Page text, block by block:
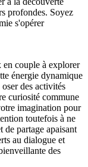
profondes. Soyez
s'opérer
en couple à explorer
énergie dynamique
des activités
curiosité commune
imagination pour
toutefois à ne
de partage apaisant
au dialogue et
des